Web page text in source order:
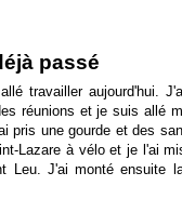
passé
travailler aujourd'hui.
réunions et je suis allé
pris une gourde et des
Lazare à vélo et je l'ai
Leu. J'ai monté ensuite